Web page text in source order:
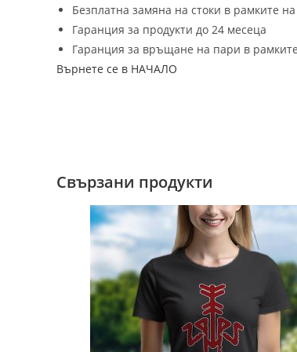
Безплатна замяна на стоки в рамките
Гаранция за продукти до 24 месеца
Гаранция за връщане на пари в
Върнете се в НАЧАЛО
Свързани продукти